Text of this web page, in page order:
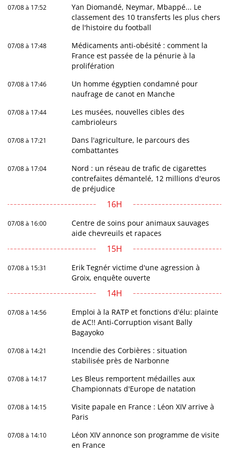
07/08 à 17:52
Yan Diomandé, Neymar, Mbappé... Le
classement des 10 transferts les plus chers
de l'histoire du football
07/08 à 17:48
Médicaments anti-obésité : comment la
France est passée de la pénurie à la
prolifération
07/08 à 17:46
Un homme égyptien condamné pour
naufrage de canot en Manche
07/08 à 17:44
Les musées, nouvelles cibles des
cambrioleurs
07/08 à 17:21
Dans l'agriculture, le parcours des
combattantes
07/08 à 17:04
Nord : un réseau de trafic de cigarettes
contrefaites démantelé, 12 millions d'euros
de préjudice
16H
07/08 à 16:00
Centre de soins pour animaux sauvages
aide chevreuils et rapaces
15H
07/08 à 15:31
Erik Tegnér victime d'une agression à
Groix, enquête ouverte
14H
07/08 à 14:56
Emploi à la RATP et fonctions d'élu: plainte
de AC!! Anti-Corruption visant Bally
Bagayoko
07/08 à 14:21
Incendie des Corbières : situation
stabilisée près de Narbonne
07/08 à 14:17
Les Bleus remportent médailles aux
Championnats d'Europe de natation
07/08 à 14:15
Visite papale en France : Léon XIV arrive à
Paris
07/08 à 14:10
Léon XIV annonce son programme de visite
en France